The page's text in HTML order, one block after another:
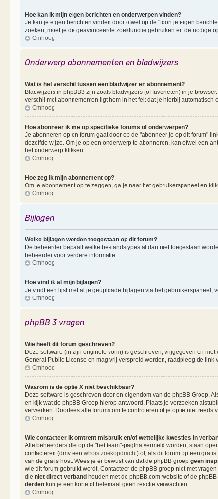
Hoe kan ik mijn eigen berichten en onderwerpen vinden?
Je kan je eigen berichten vinden door ofwel op de "toon je eigen
zoeken, moet je de geavanceerde zoekfunctie gebruiken en de nodige
Omhoog
Onderwerp abonnementen en bladwijzers
Wat is het verschil tussen een bladwijzer en abonnement?
Bladwijzers in phpBB3 zijn zoals bladwijzers (of favorieten) in je
verschil met abonnementen ligt hem in het feit dat je hierbij
Omhoog
Hoe abonneer ik me op specifieke forums of onderwerpen?
Je abonneren op en forum gaat door op de "abonneer je op dit forum"
dezelfde wijze. Om je op een onderwerp te abonneren, kan ofwel een
het onderwerp klikken.
Omhoog
Hoe zeg ik mijn abonnement op?
Om je abonnement op te zeggen, ga je naar het gebruikerspaneel en
Omhoog
Bijlagen
Welke bijlagen worden toegestaan op dit forum?
De beheerder bepaalt welke bestandstypes al dan niet toegestaan
beheerder voor verdere informatie.
Omhoog
Hoe vind ik al mijn bijlagen?
Je vindt een lijst met al je geüploade bijlagen via het gebruikerspaneel,
Omhoog
phpBB 3 vragen
Wie heeft dit forum geschreven?
Deze software (in zijn originele vorm) is geschreven, vrijgegeven en
General Public License en mag vrij verspreid worden, raadpleeg de link
Omhoog
Waarom is de optie X niet beschikbaar?
Deze software is geschreven door en eigendom van de phpBB Groep.
en kijk wat de phpBB Groep hierop antwoord. Plaats je verzoeken
verwerken. Doorlees alle forums om te controleren of je optie niet
Omhoog
Wie contacteer ik omtrent misbruik en/of wettelijke kwesties in
Alle beheerders die op de "het team"-pagina vermeld worden, staan
contacteren (dmv een whois zoekopdracht) of, als dit forum op een
van de gratis host. Wees je er bewust van dat de phpBB groep geen
wie dit forum gebruikt wordt. Contacteer de phpBB groep niet met
die niet direct verband houden met de phpBB.com-website of de
derden kun je een korte of helemaal geen reactie verwachten.
Omhoog